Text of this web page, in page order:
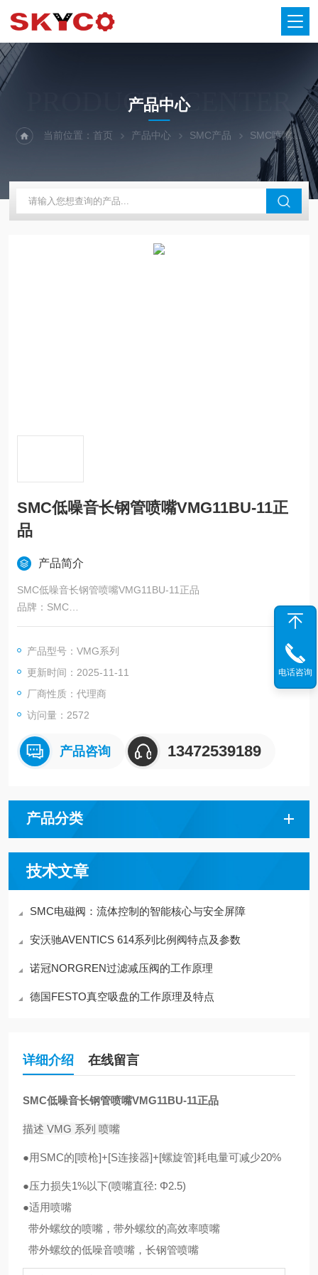
PRODUCTS CENTER
产品中心
当前位置：首页 产品中心 SMC产品 SMC喷嘴
SMC低噪音长钢管喷嘴VMG11BU-11正
品
产品简介
SMC低噪音长钢管喷嘴VMG11BU-11正品
品牌：SMC
品名：喷嘴
产品型号：VMG系列
更新时间：2025-11-11
厂商性质：代理商
访问量：2572
产品咨询 13472539189
产品分类
技术文章
SMC电磁阀：流体控制的智能核心与安全屏障
安沃驰AVENTICS 614系列比例阀特点及参数
诺冠NORGREN过滤减压阀的工作原理
德国FESTO真空吸盘的工作原理及特点
详细介绍 在线留言
SMC低噪音长钢管喷嘴VMG11BU-11正品
描述 VMG 系列 喷嘴
●用SMC的[喷枪]+[S连接器]+[螺旋管]耗电量可减少20%
●压力损失1%以下(喷嘴直径: Φ2.5)
●适用喷嘴
带外螺纹的喷嘴，带外螺纹的高效率喷嘴
带外螺纹的低噪音喷嘴，长钢管喷嘴
电话咨询